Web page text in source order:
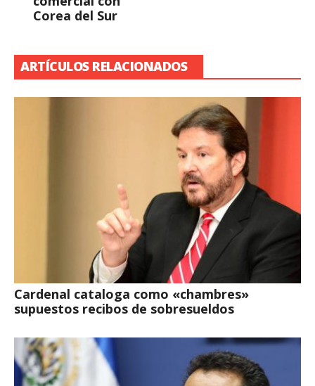
Corea del Sur
ARTÍCULOS RELACIONADOS
Cardenal cataloga como «chambres»
supuestos recibos de sobresueldos